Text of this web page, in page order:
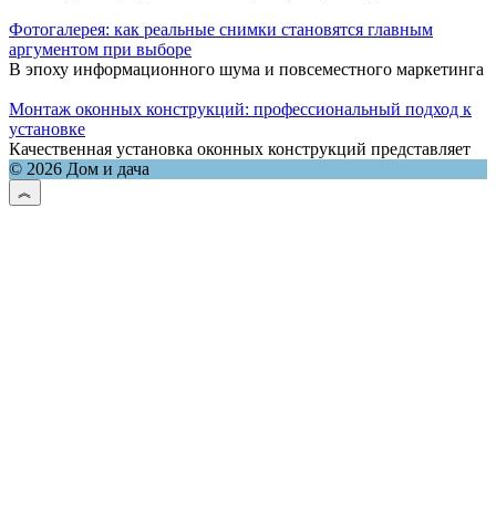
Фотогалерея: как реальные снимки становятся главным
аргументом при выборе
В эпоху информационного шума и повсеместного маркетинга
Монтаж оконных конструкций: профессиональный подход к
установке
Качественная установка оконных конструкций представляет
© 2026 Дом и дача